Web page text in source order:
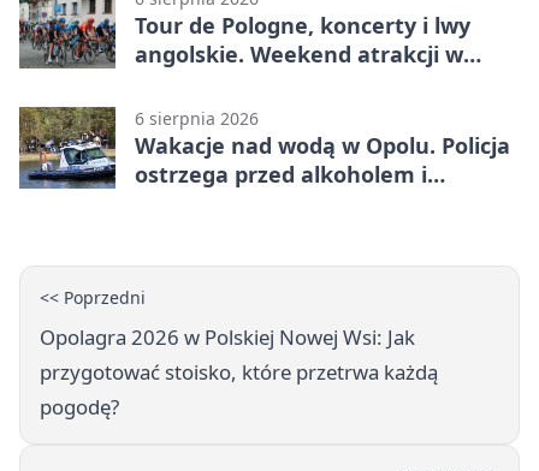
Tour de Pologne, koncerty i lwy
angolskie. Weekend atrakcji w
6 sierpnia 2026
Wakacje nad wodą w Opolu. Policja
ostrzega przed alkoholem i
<< Poprzedni
Opolagra 2026 w Polskiej Nowej Wsi: Jak
przygotować stoisko, które przetrwa każdą
pogodę?